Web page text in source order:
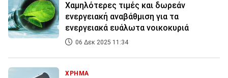
Χαμηλότερες τιμές και δωρεάν
ενεργειακή αναβάθμιση για τα
ενεργειακά ευάλωτα νοικοκυριά
06 Δεκ 2025 11:34
ΧΡΗΜΑ